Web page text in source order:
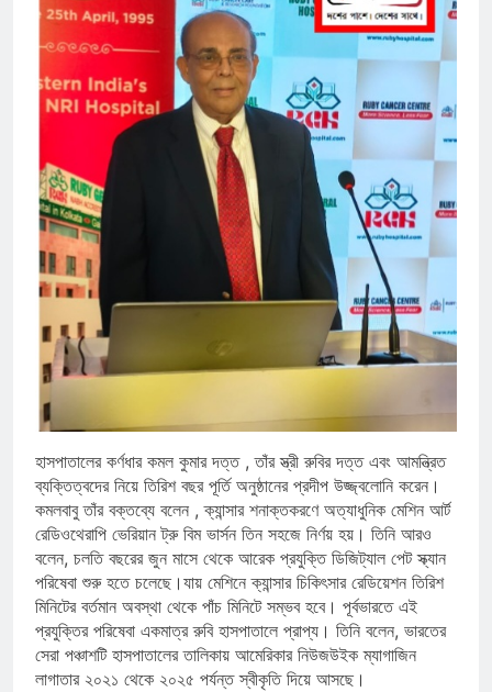
হাসপাতালের কর্ণধার কমল কুমার দত্ত , তাঁর স্ত্রী রুবির দত্ত এবং আমন্ত্রিত
ব্যক্তিত্বদের নিয়ে তিরিশ বছর পূর্তি অনুষ্ঠানের প্রদীপ উজ্জ্বলোনি করেন।
কমলবাবু তাঁর বক্তব্যে বলেন , ক্যান্সার শনাক্তকরণে অত্যাধুনিক মেশিন আর্ট
রেডিওথেরাপি ভেরিয়ান ট্রু বিম ভার্সন তিন সহজে নির্ণয় হয়। তিনি আরও
বলেন, চলতি বছরের জুন মাসে থেকে আরেক প্রযুক্তি ডিজিট্যাল পেট স্ক্যান
পরিষেবা শুরু হতে চলেছে।যায় মেশিনে ক্যান্সার চিকিৎসার রেডিয়েশন তিরিশ
মিনিটের বর্তমান অবস্থা থেকে পাঁচ মিনিটে সম্ভব হবে। পূর্বভারতে এই
প্রযুক্তির পরিষেবা একমাত্র রুবি হাসপাতালে প্রাপ্য। তিনি বলেন, ভারতের
সেরা পঞ্চাশটি হাসপাতালের তালিকায় আমেরিকার নিউজউইক ম্যাগাজিন
লাগাতার ২০২১ থেকে ২০২৫ পর্যন্ত স্বীকৃতি দিয়ে আসছে।